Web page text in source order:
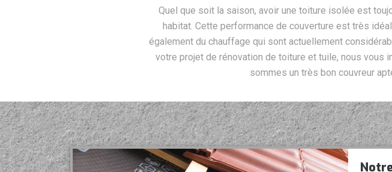
Quel que soit la saison, avoir une toiture isolée est
habitat. Cette performance de couverture est très
également du chauffage qui sont actuellement
votre projet de rénovation de toiture et tuile, nous vous
sommes un très bon couvreur